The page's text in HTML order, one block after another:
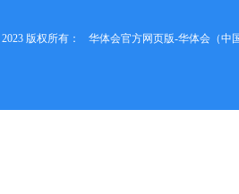
版权所有： 华体会官方网页版-华体会（中